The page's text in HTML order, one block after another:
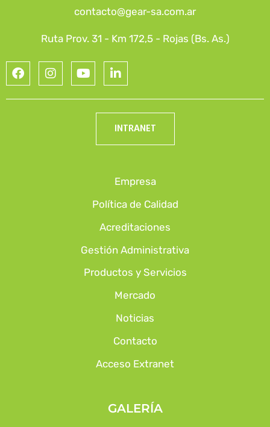
contacto@gear-sa.com.ar
Ruta Prov. 31 - Km 172,5 - Rojas (Bs. As.)
INTRANET
Empresa
Política de Calidad
Acreditaciones
Gestión Administrativa
Productos y Servicios
Mercado
Noticias
Contacto
Acceso Extranet
GALERÍA